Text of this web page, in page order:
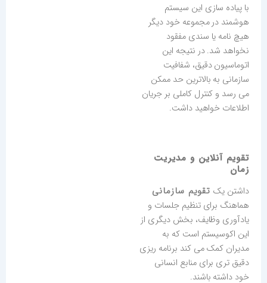
با پیاده سازی این سیستم
هوشمند در مجموعه خود دیگر
هیچ نامه یا سندی مفقود
نخواهد شد. در نتیجه این
اتوماسیون دقیق، شفافیت
سازمانی به بالاترین حد ممکن
می رسد و کنترل کاملی بر جریان
اطلاعات خواهید داشت.
تقویم آنلاین و مدیریت
زمان
داشتن یک تقویم سازمانی
هماهنگ برای تنظیم جلسات و
یادآوری وظایف، بخش دیگری از
این اکوسیستم است که به
مدیران کمک می کند برنامه ریزی
دقیق تری برای منابع انسانی
خود داشته باشند.